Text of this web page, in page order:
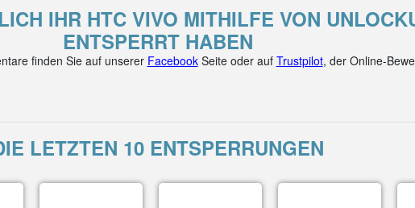
IHR HTC VIVO MITHILFE VON
ENTSPERRT HABEN
finden Sie auf unserer FacebookSeite oder auf Trustpilot, der Online-
LETZTEN 10 ENTSPERRUNGEN